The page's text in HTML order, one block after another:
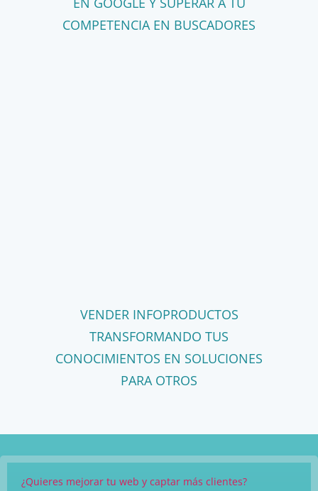
COMPETENCIA EN BUSCADORES
VENDER INFOPRODUCTOS
TRANSFORMANDO TUS
CONOCIMIENTOS EN SOLUCIONES
PARA OTROS
¿Quieres mejorar tu web y captar más clientes?